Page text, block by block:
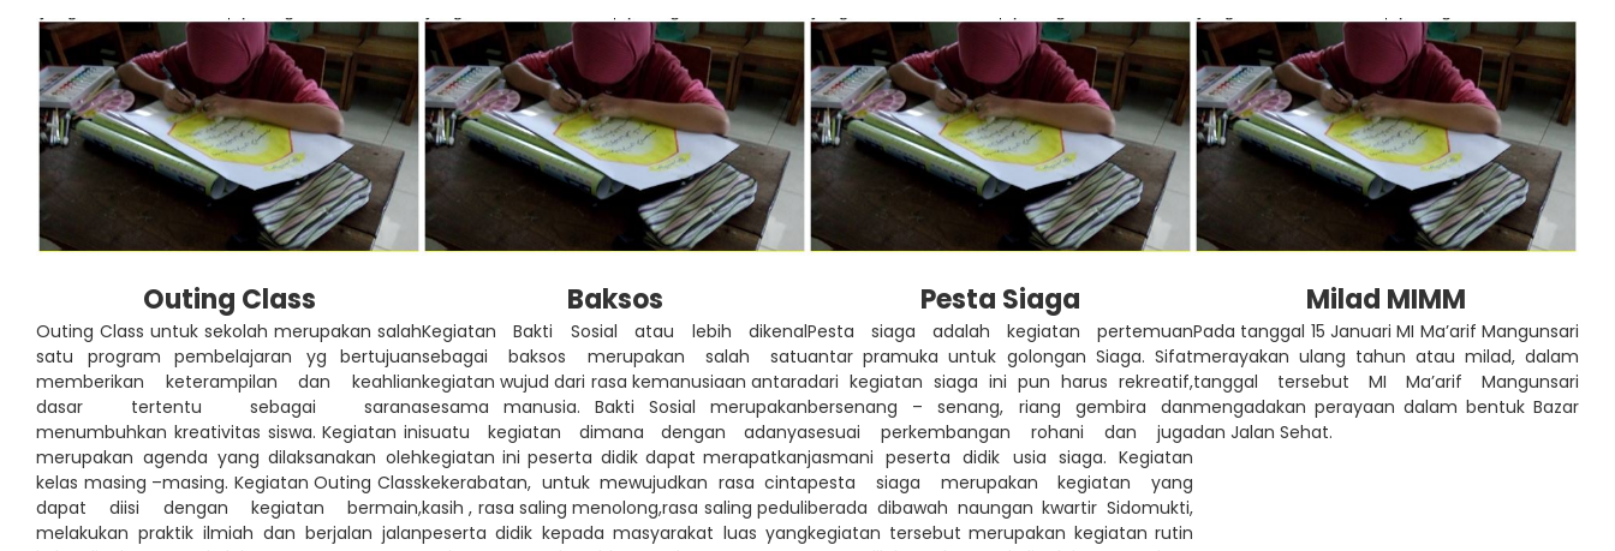
Outing Class
Outing Class untuk sekolah merupakan salah
satu program pembelajaran yg bertujuan
memberikan keterampilan dan keahlian
dasar tertentu sebagai sarana
menumbuhkan kreativitas siswa. Kegiatan ini
merupakan agenda yang dilaksanakan oleh
kelas masing –masing. Kegiatan Outing Class
dapat diisi dengan kegiatan bermain,
melakukan praktik ilmiah dan berjalan jalan
Baksos
Kegiatan Bakti Sosial atau lebih dikenal
sebagai baksos merupakan salah satu
kegiatan wujud dari rasa kemanusiaan antara
sesama manusia. Bakti Sosial merupakan
suatu kegiatan dimana dengan adanya
kegiatan ini peserta didik dapat merapatkan
kekerabatan, untuk mewujudkan rasa cinta
kasih , rasa saling menolong,rasa saling peduli
peserta didik kepada masyarakat luas yang
Pesta Siaga
Pesta siaga adalah kegiatan pertemuan
antar pramuka untuk golongan Siaga. Sifat
dari kegiatan siaga ini pun harus rekreatif,
bersenang – senang, riang gembira dan
sesuai perkembangan rohani dan juga
jasmani peserta didik usia siaga. Kegiatan
pesta siaga merupakan kegiatan yang
berada dibawah naungan kwartir Sidomukti,
kegiatan tersebut merupakan kegiatan rutin
Milad MIMM
Pada tanggal 15 Januari MI Ma’arif Mangunsari
merayakan ulang tahun atau milad, dalam
tanggal tersebut MI Ma’arif Mangunsari
mengadakan perayaan dalam bentuk Bazar
dan Jalan Sehat.